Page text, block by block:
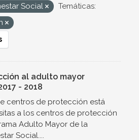
Social
Temáticas:
al adulto mayor
- 2018
centros de protección está
a los centros de protección
Adulto Mayor de la
Social....